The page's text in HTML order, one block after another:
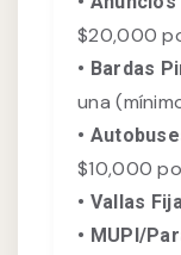
$20,000
• Bardas
una
•
$10,000
• Vallas
• MUPI/